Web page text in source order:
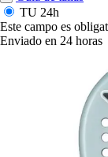
TU 24h
Este campo es
Enviado en 24 horas